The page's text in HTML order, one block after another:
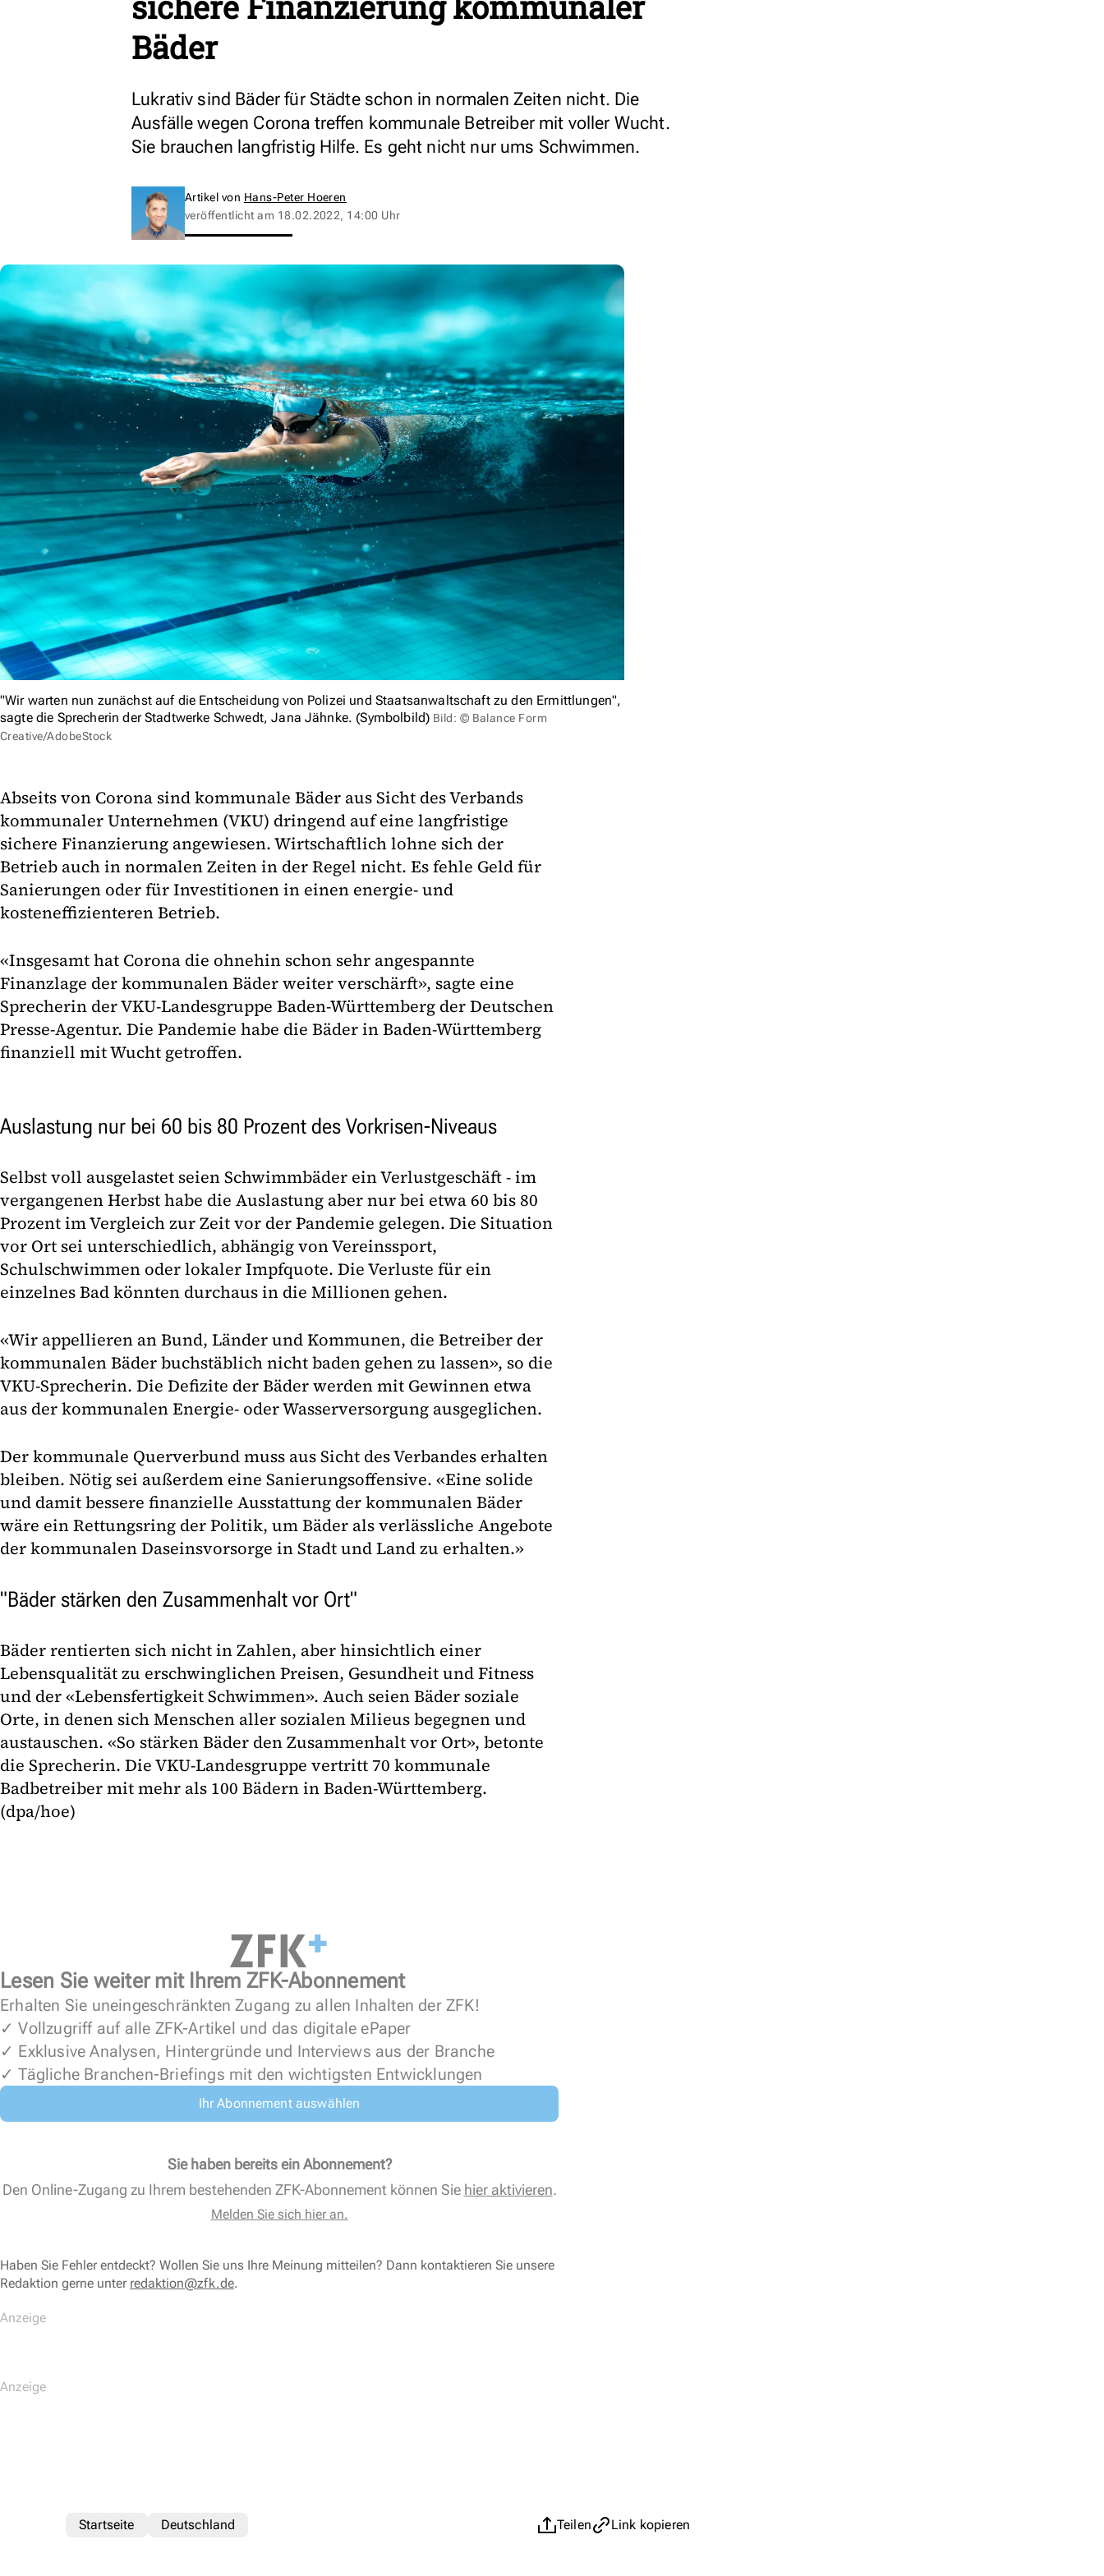
Bäder
Lukrativ sind Bäder für Städte schon in normalen Zeiten nicht. Die
Ausfälle wegen Corona treffen kommunale Betreiber mit voller Wucht.
Sie brauchen langfristig Hilfe. Es geht nicht nur ums Schwimmen.
Artikel von Hans-Peter Hoeren
veröffentlicht am 18.02.2022, 14:00 Uhr
"Wir warten nun zunächst auf die Entscheidung von Polizei und Staatsanwaltschaft zu den Ermittlungen",
sagte die Sprecherin der Stadtwerke Schwedt, Jana Jähnke. (Symbolbild) Bild: © Balance Form
Creative/AdobeStock
Abseits von Corona sind kommunale Bäder aus Sicht des Verbands
kommunaler Unternehmen (VKU) dringend auf eine langfristige
sichere Finanzierung angewiesen. Wirtschaftlich lohne sich der
Betrieb auch in normalen Zeiten in der Regel nicht. Es fehle Geld für
Sanierungen oder für Investitionen in einen energie- und
kosteneffizienteren Betrieb.
«Insgesamt hat Corona die ohnehin schon sehr angespannte
Finanzlage der kommunalen Bäder weiter verschärft», sagte eine
Sprecherin der VKU-Landesgruppe Baden-Württemberg der Deutschen
Presse-Agentur. Die Pandemie habe die Bäder in Baden-Württemberg
finanziell mit Wucht getroffen.
Auslastung nur bei 60 bis 80 Prozent des Vorkrisen-Niveaus
Selbst voll ausgelastet seien Schwimmbäder ein Verlustgeschäft - im
vergangenen Herbst habe die Auslastung aber nur bei etwa 60 bis 80
Prozent im Vergleich zur Zeit vor der Pandemie gelegen. Die Situation
vor Ort sei unterschiedlich, abhängig von Vereinssport,
Schulschwimmen oder lokaler Impfquote. Die Verluste für ein
einzelnes Bad könnten durchaus in die Millionen gehen.
«Wir appellieren an Bund, Länder und Kommunen, die Betreiber der
kommunalen Bäder buchstäblich nicht baden gehen zu lassen», so die
VKU-Sprecherin. Die Defizite der Bäder werden mit Gewinnen etwa
aus der kommunalen Energie- oder Wasserversorgung ausgeglichen.
Der kommunale Querverbund muss aus Sicht des Verbandes erhalten
bleiben. Nötig sei außerdem eine Sanierungsoffensive. «Eine solide
und damit bessere finanzielle Ausstattung der kommunalen Bäder
wäre ein Rettungsring der Politik, um Bäder als verlässliche Angebote
der kommunalen Daseinsvorsorge in Stadt und Land zu erhalten.»
"Bäder stärken den Zusammenhalt vor Ort"
Bäder rentierten sich nicht in Zahlen, aber hinsichtlich einer
Lebensqualität zu erschwinglichen Preisen, Gesundheit und Fitness
und der «Lebensfertigkeit Schwimmen». Auch seien Bäder soziale
Orte, in denen sich Menschen aller sozialen Milieus begegnen und
austauschen. «So stärken Bäder den Zusammenhalt vor Ort», betonte
die Sprecherin. Die VKU-Landesgruppe vertritt 70 kommunale
Badbetreiber mit mehr als 100 Bädern in Baden-Württemberg.
(dpa/hoe)
Lesen Sie weiter mit Ihrem ZFK-Abonnement
Erhalten Sie uneingeschränkten Zugang zu allen Inhalten der ZFK!
✓ Vollzugriff auf alle ZFK-Artikel und das digitale ePaper
✓ Exklusive Analysen, Hintergründe und Interviews aus der Branche
✓ Tägliche Branchen-Briefings mit den wichtigsten Entwicklungen
Ihr Abonnement auswählen
Sie haben bereits ein Abonnement?
Den Online-Zugang zu Ihrem bestehenden ZFK-Abonnement können Sie hier aktivieren.
Melden Sie sich hier an.
Haben Sie Fehler entdeckt? Wollen Sie uns Ihre Meinung mitteilen? Dann kontaktieren Sie unsere
Redaktion gerne unter redaktion@zfk.de.
Teilen Link kopieren
Startseite Deutschland